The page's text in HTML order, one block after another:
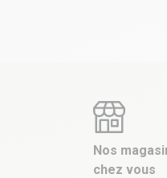
Nos
chez vous